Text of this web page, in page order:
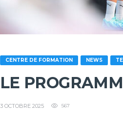
CENTRE DE FORMATION NEWS
LE
3 OCTOBRE 2025 567